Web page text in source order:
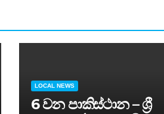
LOCAL NEWS
6 වන පාකිස්ථාන – ශ්‍රී